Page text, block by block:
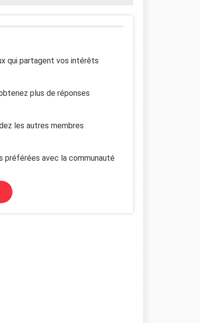
qui partagent vos intérêts
plus de réponses
les autres membres
avec la communauté